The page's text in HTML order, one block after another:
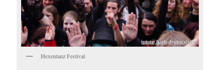
Hexentanz Festival